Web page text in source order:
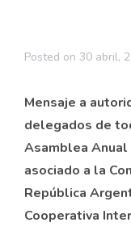
Posted on 30 abril,
Mensaje a
delegados de
Asamblea Anual
asociado a la
República
Cooperativa